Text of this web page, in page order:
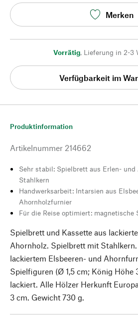
Merken
Vorrätig, Lieferung in 2-3
Verfügbarkeit im
Produktinformation
Artikelnummer 214662
Sehr stabil: Spielbrett aus Erlen-
Stahlkern
Handwerksarbeit: Intarsien aus
Ahornholzfurnier
Für die Reise optimiert: magnetische
Spielbrett und Kassette aus
Ahornholz. Spielbrett mit
lackiertem Elsbeeren- und
Spielfiguren (Ø 1,5 cm; König Höhe
lackiert. Alle Hölzer Herkunft
3 cm. Gewicht 730 g.